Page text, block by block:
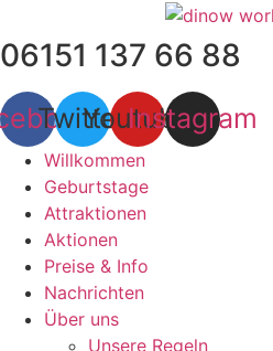
Inhalt
wechseln
06151 137 66 88
TwitterYoutube
Instagram
Willkommen
Geburtstage
Attraktionen
Aktionen
Preise & Info
Nachrichten
Über uns
Unsere Regeln